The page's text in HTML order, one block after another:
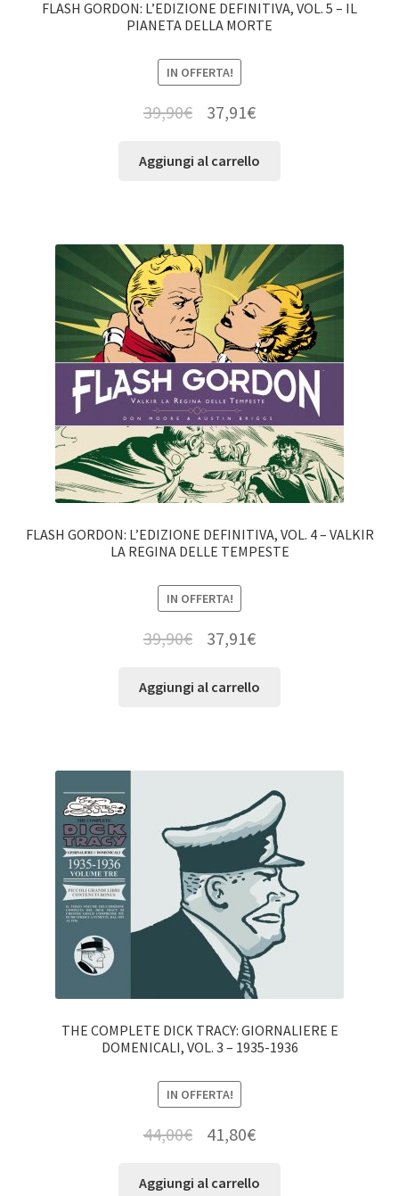
FLASH GORDON: L’EDIZIONE DEFINITIVA, VOL. 5 – IL
PIANETA DELLA MORTE
IN OFFERTA!
39,90€ 37,91€
Aggiungi al carrello
FLASH GORDON: L’EDIZIONE DEFINITIVA, VOL. 4 – VALKIR
LA REGINA DELLE TEMPESTE
IN OFFERTA!
39,90€ 37,91€
Aggiungi al carrello
THE COMPLETE DICK TRACY: GIORNALIERE E
DOMENICALI, VOL. 3 – 1935-1936
IN OFFERTA!
44,00€ 41,80€
Aggiungi al carrello